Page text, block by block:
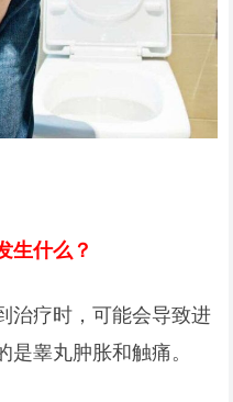
生什么？
治疗时，可能会导致进
睾丸肿胀和触痛。